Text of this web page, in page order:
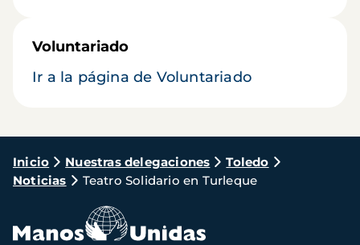
Voluntariado
Ir a la página de Voluntariado
Ruta
de
navegación
Inicio Nuestras delegaciones
Toledo
Noticias
Teatro Solidario en Turleque